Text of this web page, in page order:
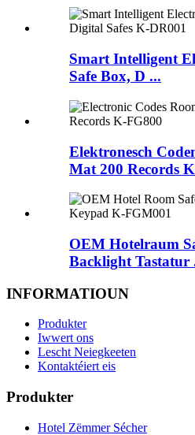
Smart Intelligent
Safe Box, D ...
Elektronesch
Mat 200 Records
OEM Hotelraum
Backlight Tastatur
INFORMATIOUN
Produkter
Iwwert ons
Lescht Neiegkeeten
Kontaktéiert eis
Produkter
Hotel Zëmmer Sécher